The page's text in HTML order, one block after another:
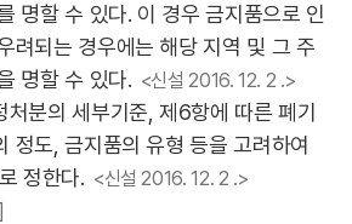
명할 수 있다. 이 경우 금지품으로 인
려되는 경우에는 해당 지역 및 그 주
명할 수 있다. <신설 2016. 12. 2 .>
분의 세부기준, 제6항에 따른 폐기
정도, 금지품의 유형 등을 고려하여
정한다. <신설 2016. 12. 2 .>